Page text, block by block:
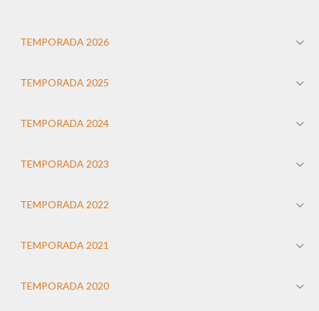
TEMPORADA 2026
TEMPORADA 2025
TEMPORADA 2024
TEMPORADA 2023
TEMPORADA 2022
TEMPORADA 2021
TEMPORADA 2020